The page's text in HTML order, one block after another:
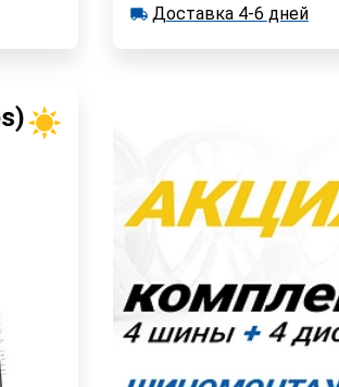
В корзину
в наличии >12 шт.
Доставка 4-6 дней